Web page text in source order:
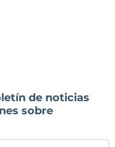
de noticias
sobre